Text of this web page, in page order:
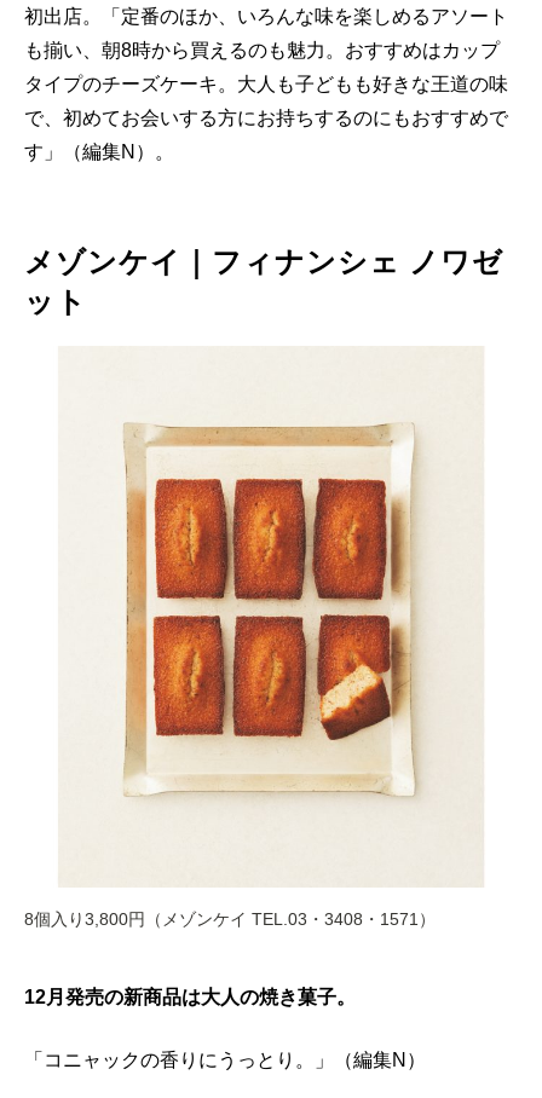
初出店。「定番のほか、いろんな味を楽しめるアソート
も揃い、朝8時から買えるのも魅力。おすすめはカップ
タイプのチーズケーキ。大人も子どもも好きな王道の味
で、初めてお会いする方にお持ちするのにもおすすめで
す」（編集N）。
メゾンケイ｜フィナンシェ ノワゼ
ット
8個入り3,800円（メゾンケイ TEL.03・3408・1571）
12月発売の新商品は大人の焼き菓子。
「コニャックの香りにうっとり。」（編集N）